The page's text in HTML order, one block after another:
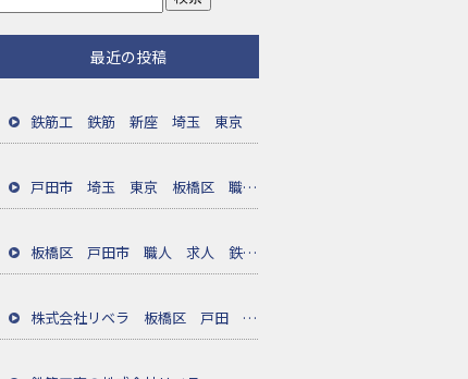
最近の投稿
鉄筋工 鉄筋 新座 埼玉 東京
戸田市 埼玉 東京 板橋区 職人 鉄筋
板橋区 戸田市 職人 求人 鉄筋工
株式会社リベラ 板橋区 戸田 職人募集中